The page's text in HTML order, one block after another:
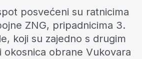
posvećeni su ratnicima
ZNG, pripadnicima 3.
koji su zajedno s drugim
okosnica obrane Vukovara